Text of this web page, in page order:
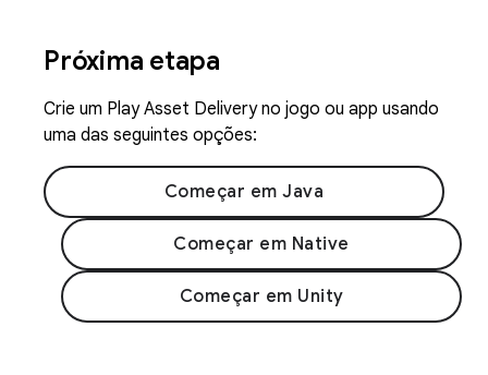
Próxima etapa
Crie um Play Asset Delivery no jogo ou app usando
uma das seguintes opções:
Começar em Java
Começar em Native
Começar em Unity